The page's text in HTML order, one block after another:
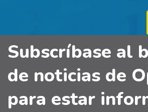
Subscríbase al
de noticias de
para estar